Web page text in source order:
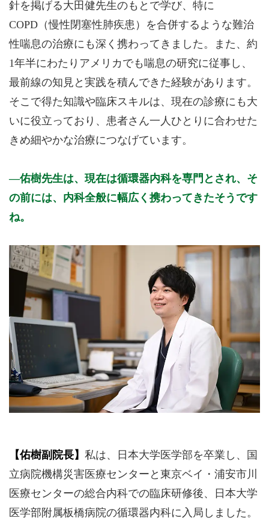
針を掲げる大田健先生のもとで学び、特に
COPD（慢性閉塞性肺疾患）を合併するような難治
性喘息の治療にも深く携わってきました。また、約
1年半にわたりアメリカでも喘息の研究に従事し、
最前線の知見と実践を積んできた経験があります。
そこで得た知識や臨床スキルは、現在の診療にも大
いに役立っており、患者さん一人ひとりに合わせた
きめ細やかな治療につなげています。
佑樹先生は、現在は循環器内科を専門とされ、そ
の前には、内科全般に幅広く携わってきたそうです
ね。
【佑樹副院長】 私は、日本大学医学部を卒業し、国
立病院機構災害医療センターと東京ベイ・浦安市川
医療センターの総合内科での臨床研修後、日本大学
医学部附属板橋病院の循環器内科に入局しました。